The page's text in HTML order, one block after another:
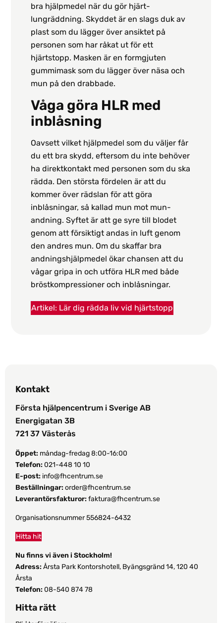
bra hjälpmedel när du gör hjärt-
lungräddning. Skyddet är en slags duk av
plast som du lägger över ansiktet på
personen som har råkat ut för ett
hjärtstopp. Masken är en formgjuten
gummimask som du lägger över näsa och
mun på den drabbade.
Våga göra HLR med
inblåsning
Oavsett vilket hjälpmedel som du väljer får
du ett bra skydd, eftersom du inte behöver
ha direktkontakt med personen som du ska
rädda. Den största fördelen är att du
kommer över rädslan för att göra
inblåsningar, så kallad mun mot mun-
andning. Syftet är att ge syre till blodet
genom att försiktigt andas in luft genom
den andres mun. Om du skaffar bra
andningshjälpmedel ökar chansen att du
vågar gripa in och utföra HLR med både
bröstkompressioner och inblåsningar.
Artikel: Lär dig rädda liv vid hjärtstopp
Kontakt
Första hjälpencentrum i Sverige AB
Energigatan 3B
721 37 Västerås
Öppet: måndag-fredag 8:00-16:00
Telefon:021-448 10 10
E-post: info@fhcentrum.se
Beställningar: order@fhcentrum.se
Leverantörsfakturor: faktura@fhcentrum.se
Organisationsnummer 556824-6432
Hitta hit
Nu finns vi även i Stockholm!
Adress: Årsta Park Kontorshotell, Byängsgränd 14, 120 40
Årsta
Telefon: 08-540 874 78
Hitta rätt